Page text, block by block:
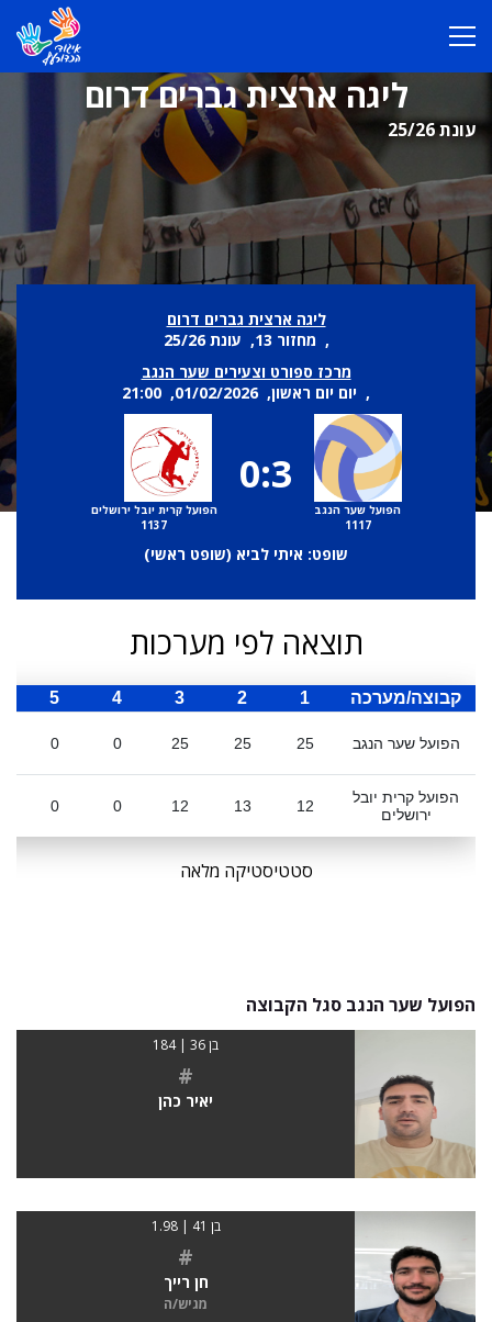
ליגה ארצית גברים דרום
עונת 25/26
ליגה ארצית גברים דרום
, מחזור 13, עונת 25/26
מרכז ספורט וצעירים שער הנגב
, יום יום ראשון, 01/02/2026, 21:00
הפועל שער הנגב
1117
0:3
הפועל קרית יובל ירושלים
1137
שופט: איתי לביא (שופט ראשי)
תוצאה לפי מערכות
קבוצה/מערכה 1
2
3
4
5
הפועל שער הנגב 25
25
25
0
0
הפועל קרית יובל
ירושלים
12
13
12
0
0
סטטיסטיקה מלאה
הפועל שער הנגב סגל הקבוצה
בן 36 | 184
#
יאיר כהן
בן 41 | 1.98
#
חן רייך
מגיש/ה